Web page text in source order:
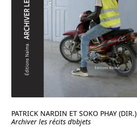
PATRICK NARDIN ET SOKO PHAY (DIR.)
Archiver les récits d’objets